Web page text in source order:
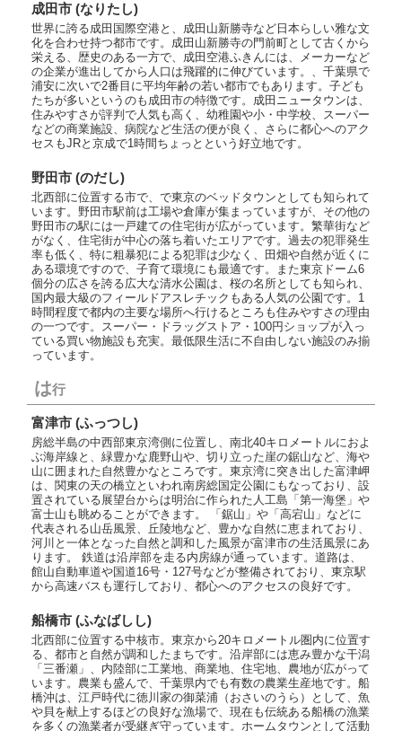
成田市 (なりたし)
世界に誇る成田国際空港と、成田山新勝寺など日本らしい雅な文
化を合わせ持つ都市です。成田山新勝寺の門前町として古くから
栄える、歴史のある一方で、成田空港ふきんには、メーカーなど
の企業が進出してから人口は飛躍的に伸びています。、千葉県で
浦安に次いで2番目に平均年齢の若い都市でもあります。子ども
たちが多いというのも成田市の特徴です。成田ニュータウンは、
住みやすさが評判で人気も高く、幼稚園や小・中学校、スーパー
などの商業施設、病院など生活の便が良く、さらに都心へのアク
セスもJRと京成で1時間ちょっとという好立地です。
野田市 (のだし)
北西部に位置する市で、で東京のベッドタウンとしても知られて
います。野田市駅前は工場や倉庫が集まっていますが、その他の
野田市の駅には一戸建ての住宅街が広がっています。繁華街など
がなく、住宅街が中心の落ち着いたエリアです。過去の犯罪発生
率も低く、特に粗暴犯による犯罪は少なく、田畑や自然が近くに
ある環境ですので、子育て環境にも最適です。また東京ドーム6
個分の広さを誇る広大な清水公園は、桜の名所としても知られ、
国内最大級のフィールドアスレチックもある人気の公園です。1
時間程度で都内の主要な場所へ行けるところも住みやすさの理由
の一つです。スーパー・ドラッグストア・100円ショップが入っ
ている買い物施設も充実。最低限生活に不自由しない施設のみ揃
っています。
は行
富津市 (ふっつし)
房総半島の中西部東京湾側に位置し、南北40キロメートルにおよ
ぶ海岸線と、緑豊かな鹿野山や、切り立った崖の鋸山など、海や
山に囲まれた自然豊かなところです。東京湾に突き出した富津岬
は、関東の天の橋立といわれ南房総国定公園にもなっており、設
置されている展望台からは明治に作られた人工島「第一海堡」や
富士山も眺めることができます。 「鋸山」や「高宕山」などに
代表される山岳風景、丘陵地など、豊かな自然に恵まれており、
河川と一体となった自然と調和した風景が富津市の生活風景にあ
ります。 鉄道は沿岸部を走る内房線が通っています。道路は、
館山自動車道や国道16号・127号などが整備されており、東京駅
から高速バスも運行しており、都心へのアクセスの良好です。
船橋市 (ふなばしし)
北西部に位置する中核市。東京から20キロメートル圏内に位置す
る、都市と自然が調和したまちです。沿岸部には恵み豊かな干潟
「三番瀬」、内陸部に工業地、商業地、住宅地、農地が広がって
います。農業も盛んで、千葉県内でも有数の農業生産地です。船
橋沖は、江戸時代に徳川家の御菜浦（おさいのうら）として、魚
や貝を献上するほどの良好な漁場で、現在も伝統ある船橋の漁業
を多くの漁業者が受継ぎ守っています。ホームタウンとして活動